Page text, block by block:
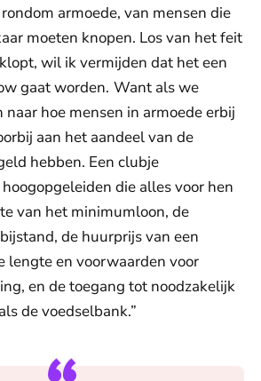
armoede, van mensen die
moeten knopen. Los van het feit
wil ik vermijden dat het een
gaat worden. Want als we
hoe mensen in armoede erbij
aan het aandeel van de
hebben. Een clubje
die alles voor hen
van het minimumloon, de
de huurprijs van een
lengte en voorwaarden voor
en de toegang tot noodzakelijk
de voedselbank.”